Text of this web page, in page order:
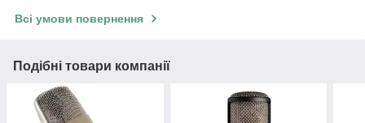
Всі умови повернення
Подібні товари компанії